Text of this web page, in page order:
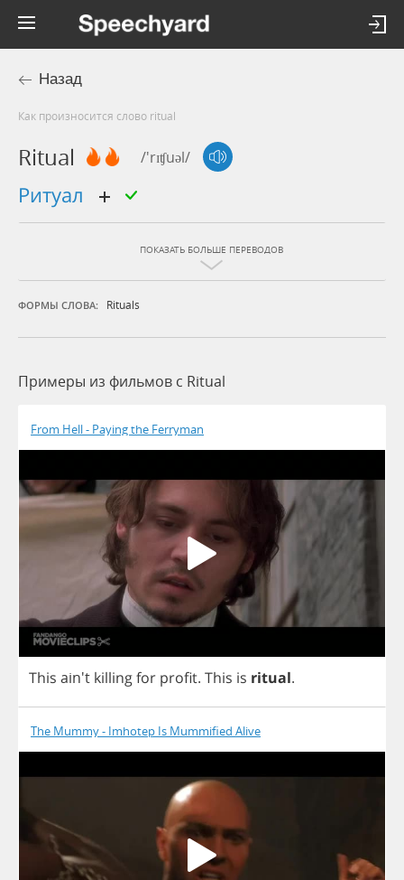
Назад
Как произносится слово ritual
Ritual /'rɪʧuəl/
ритуал
ПОКАЗАТЬ БОЛЬШЕ ПЕРЕВОДОВ
ФОРМЫ СЛОВА: Rituals
Примеры из фильмов c Ritual
From Hell - Paying the Ferryman
This ain't killingfor profit. This is ritual.
The Mummy - Imhotep Is Mummified Alive